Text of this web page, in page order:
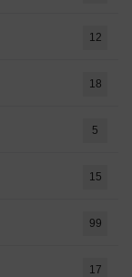
12
18
5
15
99
17